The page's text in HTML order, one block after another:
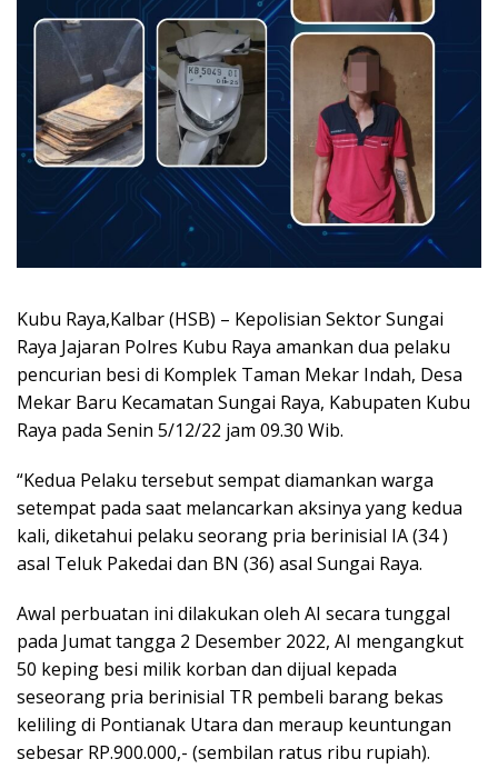
Kubu Raya,Kalbar (HSB) – Kepolisian Sektor Sungai
Raya Jajaran Polres Kubu Raya amankan dua pelaku
pencurian besi di Komplek Taman Mekar Indah, Desa
Mekar Baru Kecamatan Sungai Raya, Kabupaten Kubu
Raya pada Senin 5/12/22 jam 09.30 Wib.
“Kedua Pelaku tersebut sempat diamankan warga
setempat pada saat melancarkan aksinya yang kedua
kali, diketahui pelaku seorang pria berinisial IA (34 )
asal Teluk Pakedai dan BN (36) asal Sungai Raya.
Awal perbuatan ini dilakukan oleh AI secara tunggal
pada Jumat tangga 2 Desember 2022, AI mengangkut
50 keping besi milik korban dan dijual kepada
seseorang pria berinisial TR pembeli barang bekas
keliling di Pontianak Utara dan meraup keuntungan
sebesar RP.900.000,- (sembilan ratus ribu rupiah).